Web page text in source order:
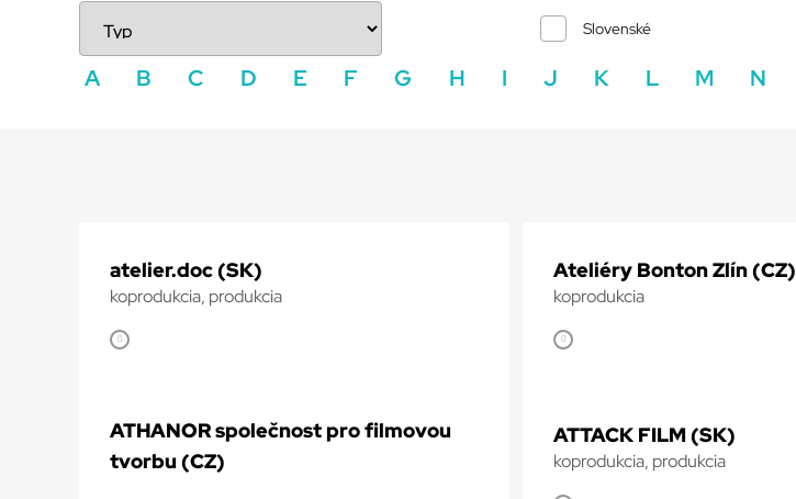
Slovenské
A B C D E F G H I J K L M N
atelier.doc (SK)
koprodukcia, produkcia
Ateliéry Bonton Zlín (CZ)
koprodukcia
ATHANOR společnost pro filmovou
tvorbu (CZ)
ATTACK FILM (SK)
koprodukcia, produkcia